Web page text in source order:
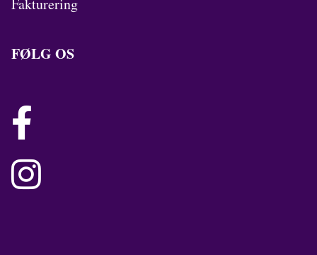
Fakturering
FØLG OS

